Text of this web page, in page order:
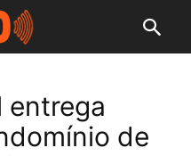
entrega
de